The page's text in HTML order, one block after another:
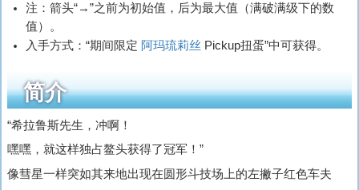
注：箭头“→”之前为初始值，后为最大值（满破满级下的数
值）。
入手方式：“期间限定 阿玛琉莉丝 Pickup扭蛋”中可获得。
简介
“希拉鲁斯先生，冲啊！
嘿嘿，就这样独占鳌头获得了冠军！”
像彗星一样突如其来地出现在圆形斗技场上的左撇子红色车夫